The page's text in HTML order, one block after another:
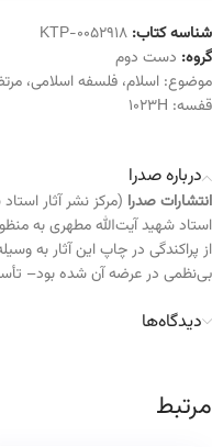
شناسه کتاب: KTP-0052918
گروه: دست دوم
موضوع: اسلام، فلسفه اسلامی،
قفسه: 1023H
درباره صدرا
انتشارات صدرا
استاد شهید آیت‌الله مطهری به
از پراکندگی در چاپ این آثار به
بی‌نظمی در عرضه آن شده بود–
دیدگاه‌ها
مرتبط